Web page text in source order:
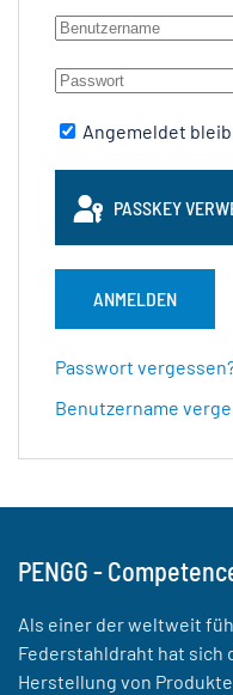
Angemeldet
PASSKEY
ANMELDEN
Passwort
Benutzername
PENGG -
Als einer der weltweit
Federstahldraht hat sich
Herstellung von